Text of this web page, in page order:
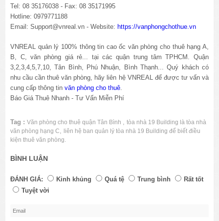
Tel: 08 35176038 - Fax: 08 35171995
Hotline: 0979771188
Email: Support@vnreal.vn - Website:https://vanphongchothue.vn
VNREAL quản lý 100% thông tin cao ốc văn phòng cho thuê hạng A,
B, C, văn phòng giá rẻ... tại các quận trung tâm TPHCM. Quận
3,2,3,4,5,7,10, Tân Bình, Phú Nhuận, Bình Thạnh... Quý khách có
nhu cầu cần thuê văn phòng, hãy liên hệ VNREAL để được tư vấn và
cung cấp thông tinvăn phòng cho thuê
Báo Giá Thuê Nhanh - Tư Vấn Miễn Phí
Tag : Văn phòng cho thuê quận Tân Bình ,tòa nhà 19 Building là tòa nhà
văn phòng hạng C
liên hệ ban quản lý tòa nhà 19 Building để biết điều
kiện thuê văn phòng.
BÌNH LUẬN
ĐÁNH GIÁ: Kinh khủng Quá tệ Trung bình
Rất tốt
Tuyệt vời